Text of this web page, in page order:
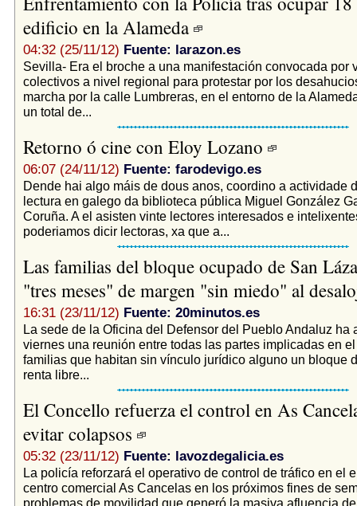
edificio en la Alameda
04:32 (25/11/12) Fuente: larazon.es
Sevilla- Era el broche a una manifestación convocada por
colectivos a nivel regional para protestar por los
marcha por la calle Lumbreras, en el entorno de la
un total de...
Retorno ó cine con Eloy Lozano
06:07 (24/11/12) Fuente: farodevigo.es
Dende hai algo máis de dous anos, coordino a actividade
lectura en galego da biblioteca pública Miguel González
Coruña. A el asisten vinte lectores interesados e
poderiamos dicir lectoras, xa que a...
Las familias del bloque ocupado de San
"tres meses" de margen "sin miedo" al
16:31 (23/11/12) Fuente: 20minutos.es
La sede de la Oficina del Defensor del Pueblo Andaluz ha
viernes una reunión entre todas las partes implicadas en
familias que habitan sin vínculo jurídico alguno un bloque
renta libre...
El Concello refuerza el control en As
evitar colapsos
05:32 (23/11/12) Fuente: lavozdegalicia.es
La policía reforzará el operativo de control de tráfico en el
centro comercial As Cancelas en los próximos fines de
problemas de movilidad que generó la masiva afluencia